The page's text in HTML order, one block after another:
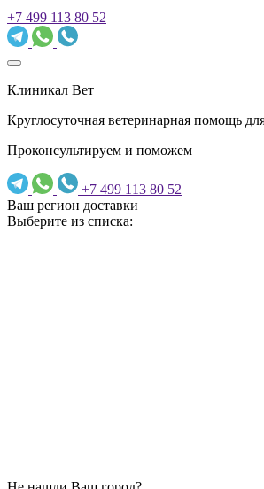
+7 499 113 80 52
Клиникал Вет
Круглосуточная ветеринарная помощь
Проконсультируем и поможем
+7 499 113 80 52
Ваш регион доставки
Выберите из списка: